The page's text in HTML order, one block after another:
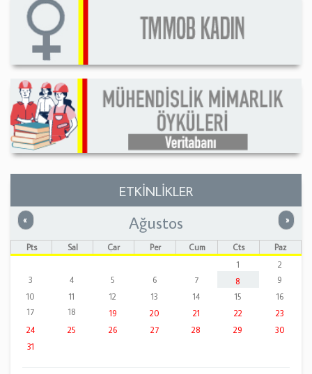
ETKİNLİKLER
« Önceki »
Ağustos
Pts Sal Çar Per Cum Cts
Paz
1
2
3
4 5 6 7 8
9
10
11 12 13 14 15
16
17
18 19 20 21 22
23
24
25 26 27 28 29
30
31